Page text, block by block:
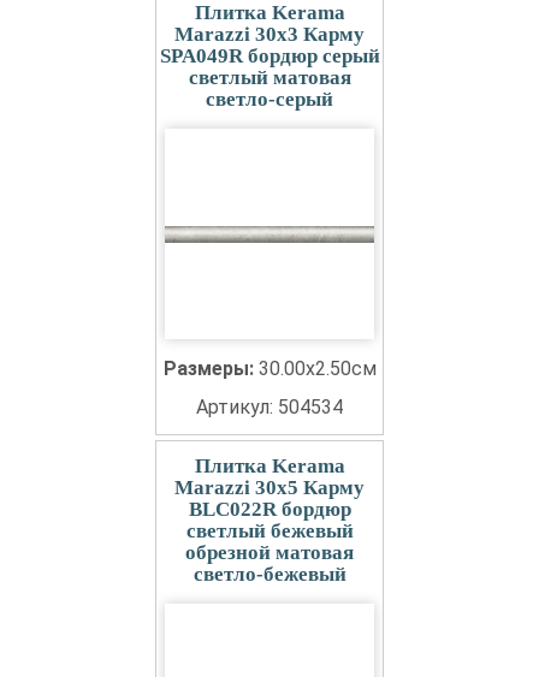
Плитка Kerama
Marazzi 30x3 Карму
SPA049R бордюр серый
светлый матовая
светло-серый
Размеры: 30.00x2.50см
Артикул: 504534
Плитка Kerama
Marazzi 30x5 Карму
BLC022R бордюр
светлый бежевый
обрезной матовая
светло-бежевый